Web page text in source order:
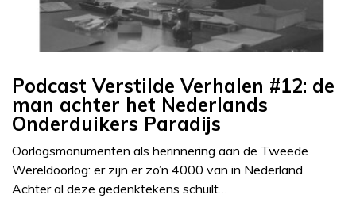
Podcast Verstilde Verhalen #12: de
man achter het Nederlands
Onderduikers Paradijs
Oorlogsmonumenten als herinnering aan de Tweede
Wereldoorlog: er zijn er zo’n 4000 van in Nederland.
Achter al deze gedenktekens schuilt…